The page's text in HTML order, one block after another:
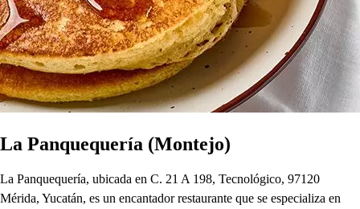
La Panquequería (Montejo)
La Panquequería, ubicada en C. 21 A 198, Tecnológico, 97120
Mérida, Yucatán, es un encantador restaurante que se especializa en